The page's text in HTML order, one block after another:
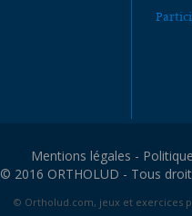
Mentions légales -
© 2016 ORTHOLUD - Tous
© Ortholud.com, jeux et exercices